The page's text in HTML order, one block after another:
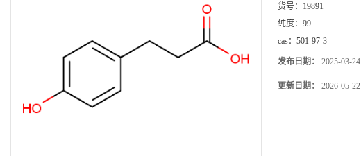
货号： 19891
纯度： 99
cas： 501-97-3
发布日期： 2025-03-24
更新日期： 2026-05-22